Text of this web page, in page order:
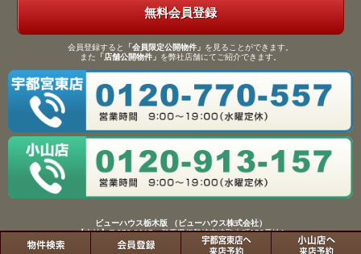
無料会員登録
会員登録すると 「会員限定公開物件」 を見ることができます。
また 「店舗公開物件」 を弊社店舗にてご紹介できます。
ビューハウス栃木版 （ビューハウス株式会社）
【本社】〒372-0817 群馬県伊勢崎市連取本町158番地1
TEL：0270-61-9133／FAX：0270-61-9155